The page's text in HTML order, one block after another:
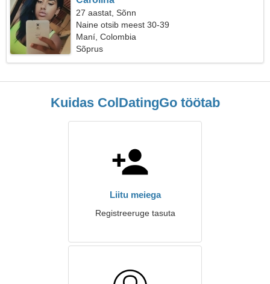
27 aastat, Sõnn
Naine otsib meest 30-39
Maní, Colombia
Sõprus
Kuidas ColDatingGo töötab
Liitu meiega
Registreeruge tasuta